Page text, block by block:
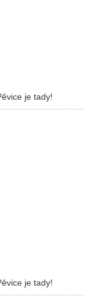
je tady!
je tady!